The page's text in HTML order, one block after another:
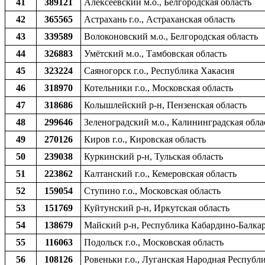
41
389121
Алексеевский м.о., Белгородская область
42
365565
Астрахань г.о., Астраханская область
43
339589
Волоконовский м.о., Белгородская область
44
326883
Умётский м.о., Тамбовская область
45
323224
Саяногорск г.о., Республика Хакасия
46
318970
Котельники г.о., Московская область
47
318686
Колышлейский р-н, Пензенская область
48
299646
Зеленоградский м.о., Калининградская
49
270126
Киров г.о., Кировская область
50
239038
Куркинский р-н, Тульская область
51
223862
Калтанский г.о., Кемеровская область
52
159054
Ступино г.о., Московская область
53
151769
Куйтунский р-н, Иркутская область
54
138679
Майский р-н, Республика Кабардино-
55
116063
Подольск г.о., Московская область
56
108126
Ровеньки г.о., Луганская Народная